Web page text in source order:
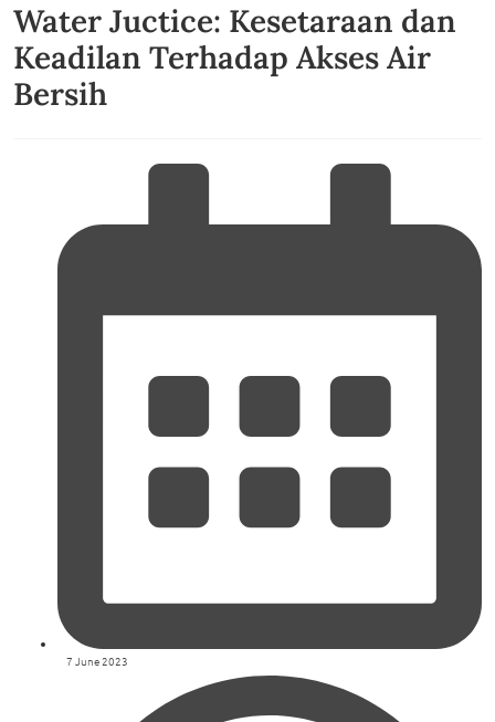
Water Juctice: Kesetaraan dan
Keadilan Terhadap Akses Air
Bersih
7 June 2023